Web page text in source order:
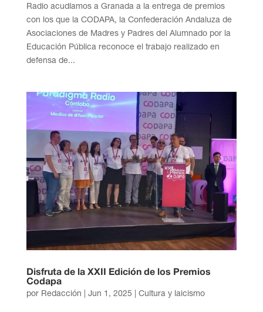
Radio acudíamos a Granada a la entrega de premios
con los que la CODAPA, la Confederación Andaluza de
Asociaciones de Madres y Padres del Alumnado por la
Educación Pública reconoce el trabajo realizado en
defensa de...
Disfruta de la XXII Edición de los Premios
Codapa
por Redacción Jun 1, 2025 Cultura y laicismo